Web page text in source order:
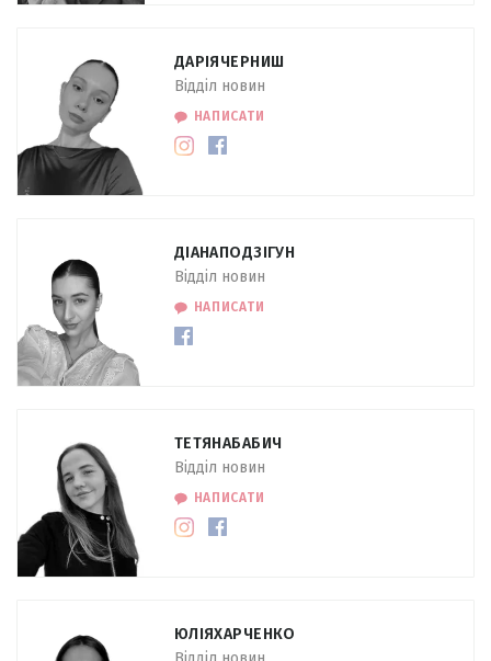
ДАРІЯЧЕРНИШ
Відділ новин
НАПИСАТИ
ДІАНАПОДЗІГУН
Відділ новин
НАПИСАТИ
ТЕТЯНАБАБИЧ
Відділ новин
НАПИСАТИ
ЮЛІЯХАРЧЕНКО